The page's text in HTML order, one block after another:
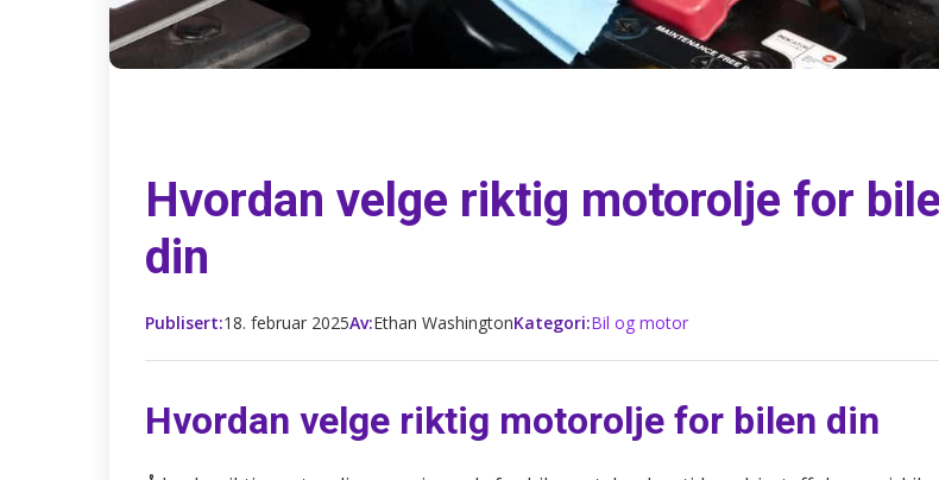
Hvordan velge riktig motorolje for
din
Publisert:18. februar 2025Av:Ethan WashingtonKategori:Bil og motor
Hvordan velge riktig motorolje for bilen din